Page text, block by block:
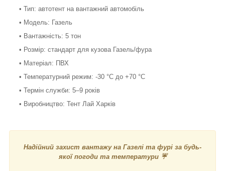
• Тип: автотент на вантажний автомобіль
• Модель: Газель
• Вантажність: 5 тон
• Розмір: стандарт для кузова Газель/фура
• Матеріал: ПВХ
• Температурний режим: -30 °C до +70 °C
• Термін служби: 5–9 років
• Виробництво: Тент Лай Харків
Надійний захист вантажу на Газелі та фурі за будь-
якої погоди та температури ☔